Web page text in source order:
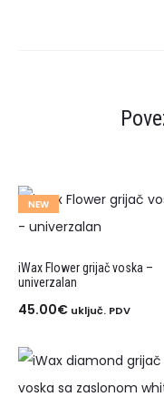
NEW
iWax Flower grijač voska –
univerzalan
45.00€ uključ. PDV